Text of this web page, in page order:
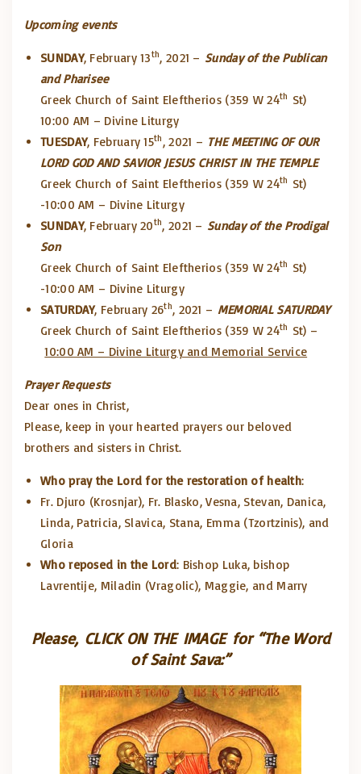
Upcoming events
SUNDAY, February 13th, 2021 – Sunday of the Publican
and Pharisee
Greek Church of Saint Eleftherios (359 W 24th St)
10:00 AM – Divine Liturgy
TUESDAY, February 15th, 2021 – THE MEETING OF OUR
LORD GOD AND SAVIOR JESUS CHRIST IN THE TEMPLE
Greek Church of Saint Eleftherios (359 W 24th St)
-10:00 AM – Divine Liturgy
SUNDAY, February 20th, 2021 – Sunday of the Prodigal
Son
Greek Church of Saint Eleftherios (359 W 24th St)
-10:00 AM – Divine Liturgy
SATURDAY, February 26th, 2021 – MEMORIAL SATURDAY
Greek Church of Saint Eleftherios (359 W 24th St) –
10:00 AM – Divine Liturgy and Memorial Service
Prayer Requests
Dear ones in Christ,
Please, keep in your hearted prayers our beloved
brothers and sisters in Christ.
Who pray the Lord for the restoration of health:
Fr. Djuro (Krosnjar), Fr. Blasko, Vesna, Stevan, Danica,
Linda, Patricia, Slavica, Stana, Emma (Tzortzinis), and
Gloria
Who reposed in the Lord: Bishop Luka, bishop
Lavrentije, Miladin (Vragolic), Maggie, and Marry
Please, CLICK ON THE IMAGE for “The Word
of Saint Sava:”